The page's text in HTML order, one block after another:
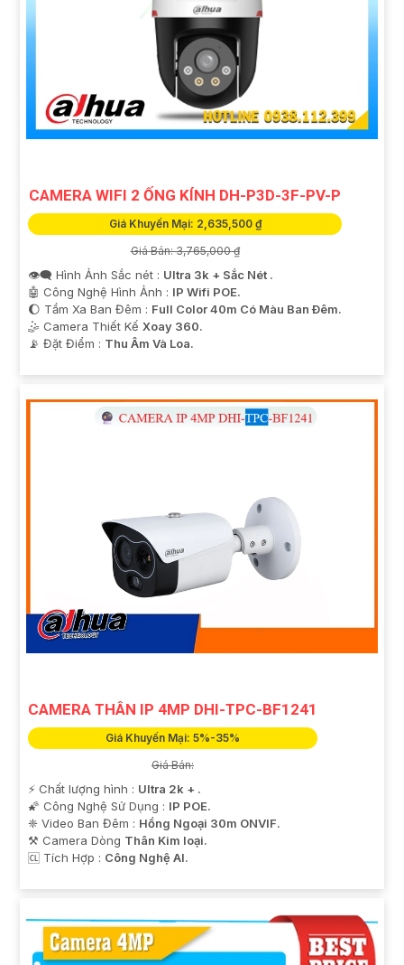
CAMERA WIFI 2 ỐNG KÍNH DH-P3D-3F-PV-P
Giá Khuyến Mại: 2,635,500 ₫
Giá Bán: 3,765,000 ₫
👁️‍🗨 Hình Ảnh Sắc nét : Ultra 3k + Sắc Nét .
🤖️ Công Nghệ Hình Ảnh : IP Wifi POE.
🌔 Tầm Xa Ban Đêm : Full Color 40m Có Màu Ban Ðêm.
🤹 Camera Thiết Kế Xoay 360.
️📡 Đặt Điểm : Thu Âm Và Loa.
CAMERA THÂN IP 4MP DHI-TPC-BF1241
Giá Khuyến Mại: 5%-35%
Giá Bán:
️⚡ Chất lượng hình : Ultra 2k + .
🌠 Công Nghệ Sử Dụng : IP POE.
❈ Video Ban Đêm : Hồng Ngoại 30m ONVIF.
⚒ Camera Dòng Thân Kim loại.
️🆑 Tích Hợp : Công Nghệ AI.